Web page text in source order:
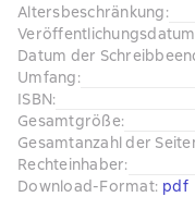
Altersbeschränkung:
Datum der
Umfang:
ISBN:
Gesamtgröße:
Gesamtanzahl der
Rechteinhaber:
Download-Format: pdf